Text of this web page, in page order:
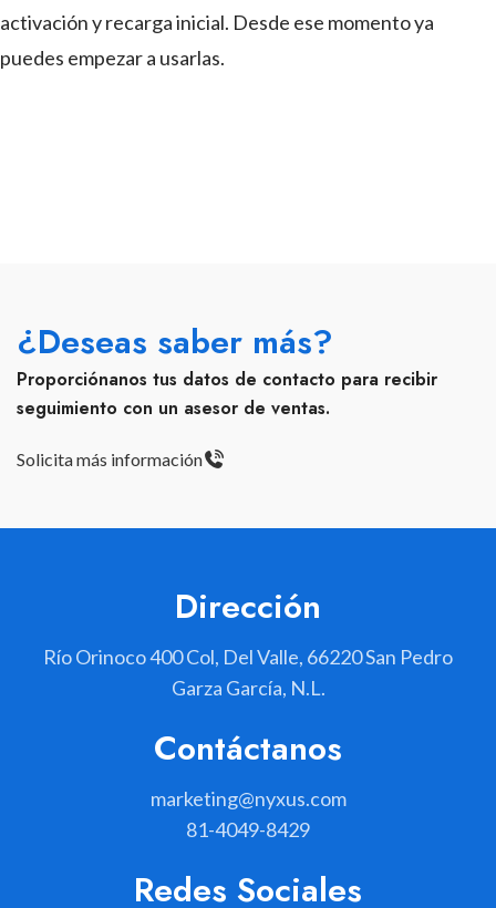
activación y recarga inicial. Desde ese momento ya
puedes empezar a usarlas.
¿Deseas saber más?
Proporciónanos tus datos de contacto para recibir
seguimiento con un asesor de ventas.
Solicita más información
Dirección
Río Orinoco 400 Col, Del Valle, 66220 San Pedro
Garza García, N.L.
Contáctanos
marketing@nyxus.com
81-4049-8429
Redes Sociales